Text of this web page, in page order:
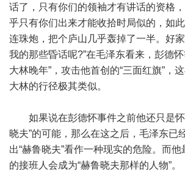
话了，只有你们的领袖才有讲话的资格
乎只有你们出来才能收拾时局似的，如
连珠炮，把个庐山几乎轰掉了一半。好
我的那些昏话呢?”在毛泽东看来，彭德
大林晚年”，攻击他首创的“三面红旗”，
大林的行径极其类似。
如果说在彭德怀事件之前他还只是怀
晓夫”的可能，那么在这之后，毛泽东已
出“赫鲁晓夫”看作一种现实的危险。而
的接班人会成为“赫鲁晓夫那样的人物”。